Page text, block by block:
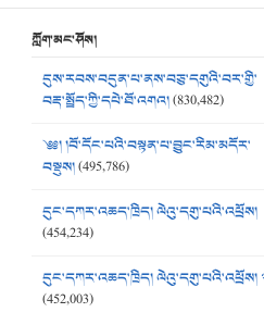
ཀློག་མང་ཤོས།
དུས་རབས་བདུན་པ་ནས་བཅུ་དགུའི་བར་གྱི་
བརྡ་སྤྲོད་ཀྱི་དཔེ་ཐོ་འགའ།(830,482)
༄༅། །བོ་དོང་པའི་བསྟན་པ་བྱུང་རིམ་མདོར་
བསྡུས།(495,786)
དུང་དཀར་འཆད་ཁྲིད། ལེའུ་དགུ་པའི་འཕྲོས།
(454,234)
དུང་དཀར་འཆད་ཁྲིད། ལེའུ་དགུ་པའི་འཕྲོས།
(452,003)